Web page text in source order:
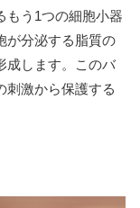
もう1つの細胞小器
が分泌する脂質の
成します。このバ
刺激から保護する